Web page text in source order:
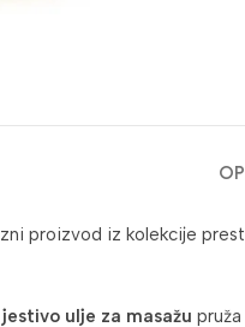
proizvod iz kolekcije
jestivo ulje za masažu